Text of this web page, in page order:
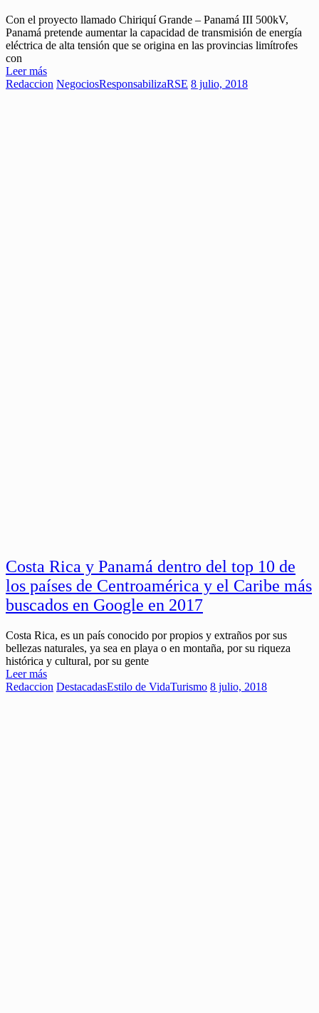
Con el proyecto llamado Chiriquí Grande – Panamá III 500kV,
Panamá pretende aumentar la capacidad de transmisión de energía
eléctrica de alta tensión que se origina en las provincias limítrofes
con
Leer más
Redaccion NegociosResponsabilizaRSE 8 julio, 2018
Costa Rica y Panamá dentro del top 10 de
los países de Centroamérica y el Caribe más
buscados en Google en 2017
Costa Rica, es un país conocido por propios y extraños por sus
bellezas naturales, ya sea en playa o en montaña, por su riqueza
histórica y cultural, por su gente
Leer más
Redaccion DestacadasEstilo de VidaTurismo 8 julio, 2018